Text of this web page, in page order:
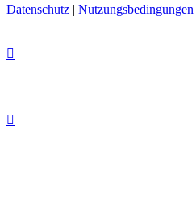
Datenschutz | Nutzungsbedingungen